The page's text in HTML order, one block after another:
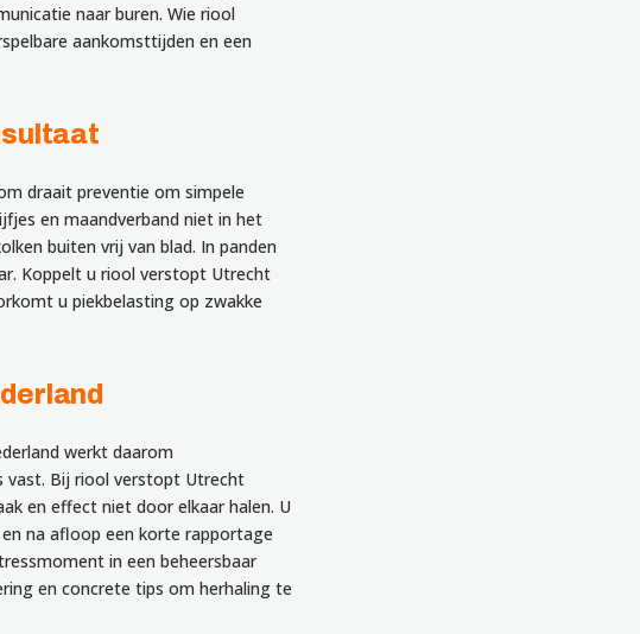
naar buren. Wie riool
aankomsttijden en een
draait preventie om simpele
en maandverband niet in het
buiten vrij van blad. In panden
Koppelt u riool verstopt Utrecht
u piekbelasting op zwakke
werkt daarom
vast. Bij riool verstopt Utrecht
en effect niet door elkaar halen. U
na afloop een korte rapportage
in een beheersbaar
en concrete tips om herhaling te